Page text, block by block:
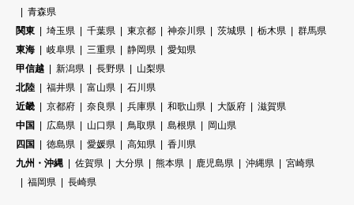
青森県
関東
埼玉県 千葉県 東京都 神奈川県 茨城県 栃木県
群馬県
東海
岐阜県 三重県 静岡県
愛知県
甲信越
新潟県 長野県
山梨県
北陸
福井県 富山県
石川県
近畿
京都府 奈良県 兵庫県 和歌山県 大阪府
滋賀県
中国
広島県 山口県 鳥取県 島根県
岡山県
四国
徳島県 愛媛県 高知県
香川県
九州・沖縄
佐賀県 大分県 熊本県 鹿児島県 沖縄県
宮崎県
福岡県
長崎県